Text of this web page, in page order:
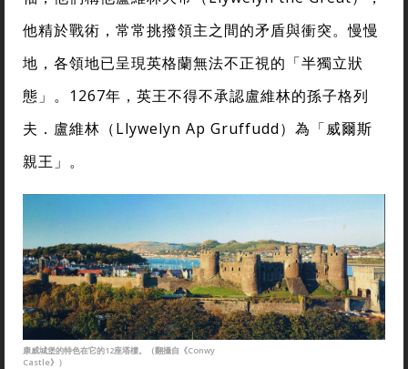
他精於戰術，常常挑撥領主之間的矛盾與衝突。慢慢
地，各領地已呈現英格蘭無法不正視的「半獨立狀
態」。1267年，英王不得不承認盧維林的孫子格列
夫．盧維林（Llywelyn Ap Gruffudd）為「威爾斯
親王」。
康威城堡的特色在它的12座塔樓。（翻攝自《Conwy
Castle》）